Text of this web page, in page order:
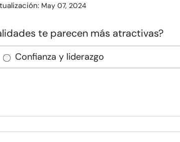
May 07, 2024
te parecen más atractivas?
Confianza y liderazgo